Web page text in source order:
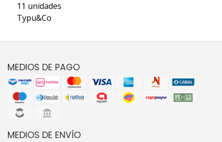
11 unidades
Typu&Co
MEDIOS DE PAGO
MEDIOS DE ENVÍO